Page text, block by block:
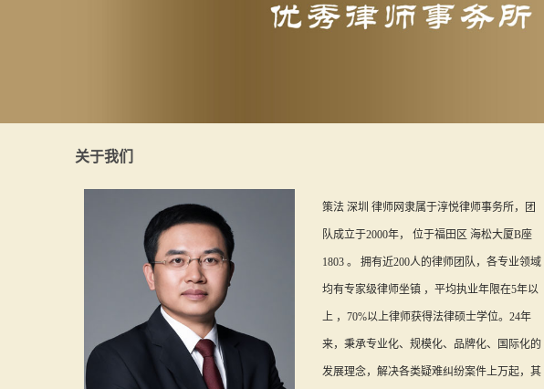
关于我们
策法 深圳 律师网隶属于淳悦律师事务所，团
队成立于2000年， 位于福田区 海松大厦B座
1803 。 拥有近200人的律师团队，各专业领域
均有专家级律师坐镇 ，平均执业年限在5年以
上 ，70%以上律师获得法律硕士学位。24年
来，秉承专业化、规模化、品牌化、国际化的
发展理念，解决各类疑难纠纷案件上万起，其